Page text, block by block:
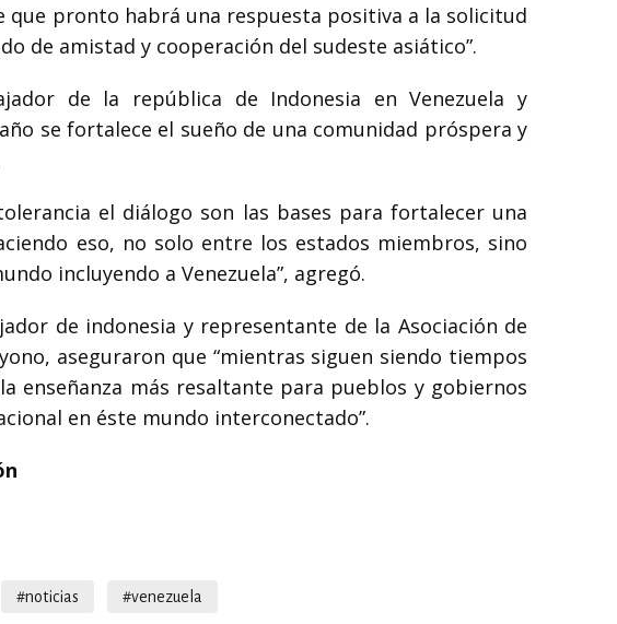
que pronto habrá una respuesta positiva a la solicitud
de amistad y cooperación del sudeste asiático”.
de la república de Indonesia en Venezuela y
se fortalece el sueño de una comunidad próspera y
el diálogo son las bases para fortalecer una
eso, no solo entre los estados miembros, sino
incluyendo a Venezuela”, agregó.
de indonesia y representante de la Asociación de
aseguraron que “mientras siguen siendo tiempos
enseñanza más resaltante para pueblos y gobiernos
en éste mundo interconectado”.
#noticias #venezuela